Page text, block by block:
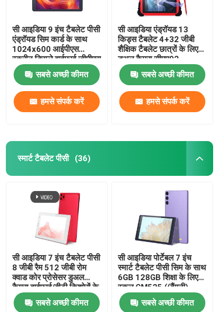
सी आइडिया 9 इंच टैबलेट पीसी
एंड्रॉयड सिम कार्ड के साथ
1024x600 आईपीएस
स्क्रीन डिस्प्ले वाईफाई जीपीएस
किशोरों के लिए छात्र सीएम
915
सबसे अच्छी कीमत
हमसे संपर्क करें
सी आइडिया एंड्रॉयड 13
किड्स टैबलेट 4+32 जीबी
शैक्षिक टैबलेट छात्रों के लिए
डुअल कैमरा सीएम92
सबसे अच्छी कीमत
हमसे संपर्क करें
स्मार्ट टैबलेट पीसी (36)
सी आइडिया 7 इंच टैबलेट पीसी
8 जीबी रैम 512 जीबी रोम
क्वाड कोर प्रोसेसर डुअल
कैमरा वाईफाई/बीटी किशोरों के
लिए केस सीएम513 (लाल) के
साथ
सबसे अच्छी कीमत
सी आइडिया पोर्टेबल 7 इंच
स्मार्ट टैबलेट पीसी सिम के साथ
6GB 128GB शिक्षा के लिए
स्कूल CM525 ((बैंगनी)
सबसे अच्छी कीमत